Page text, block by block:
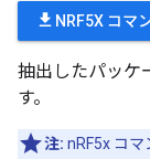
file_download NRF5X コマ
抽出したパッケ
す。
注: nRF5x コ